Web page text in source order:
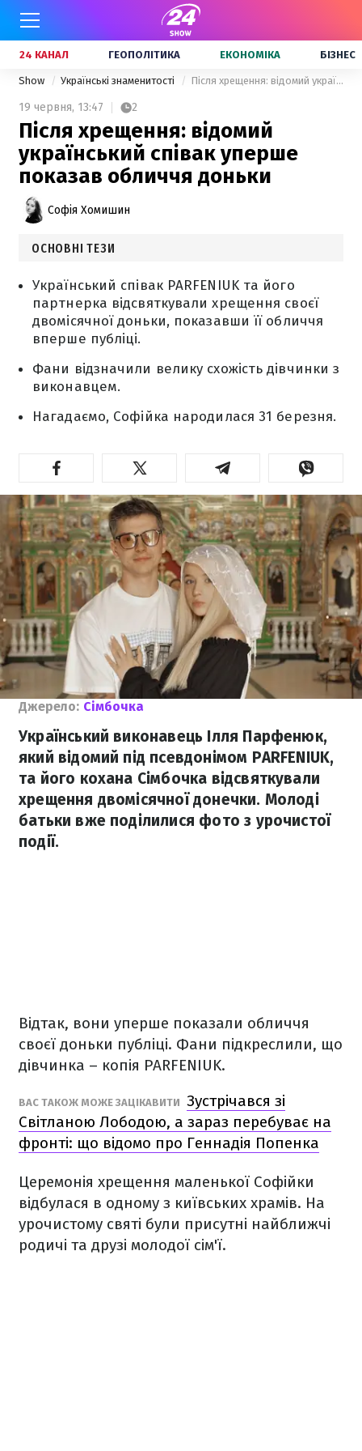
24 КАНАЛ ГЕОПОЛІТИКА ЕКОНОМІКА БІЗНЕС
Show Українські знаменитості Після хрещення: відомий український співак уперше показав обличчя доньки
19 червня, 13:47 2
Після хрещення: відомий
український співак уперше
показав обличчя доньки
Софія Хомишин
ОСНОВНІ ТЕЗИ
Український співак PARFENIUK та його
партнерка відсвяткували хрещення своєї
двомісячної доньки, показавши її обличчя
вперше публіці.
Фани відзначили велику схожість дівчинки з
виконавцем.
Нагадаємо, Софійка народилася 31 березня.
Джерело: Сімбочка
Український виконавець Ілля Парфенюк,
який відомий під псевдонімом PARFENIUK,
та його кохана Сімбочка відсвяткували
хрещення двомісячної донечки. Молоді
батьки вже поділилися фото з урочистої
події.
Відтак, вони уперше показали обличчя
своєї доньки публіці. Фани підкреслили, що
дівчинка – копія PARFENIUK.
ВАС ТАКОЖ МОЖЕ ЗАЦІКАВИТИ Зустрічався зі
Світланою Лободою, а зараз перебуває на
фронті: що відомо про Геннадія Попенка
Церемонія хрещення маленької Софійки
відбулася в одному з київських храмів. На
урочистому святі були присутні найближчі
родичі та друзі молодої сім'ї.